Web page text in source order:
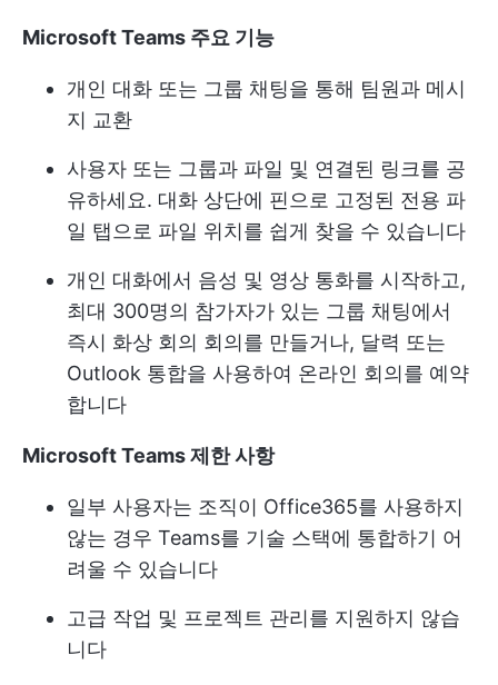
Microsoft Teams 주요 기능
개인 대화 또는 그룹 채팅을 통해 팀원과 메시
지 교환
사용자 또는 그룹과 파일 및 연결된 링크를 공
유하세요. 대화 상단에 핀으로 고정된 전용 파
일 탭으로 파일 위치를 쉽게 찾을 수 있습니다
개인 대화에서 음성 및 영상 통화를 시작하고,
최대 300명의 참가자가 있는 그룹 채팅에서
즉시 화상 회의 회의를 만들거나, 달력 또는
Outlook 통합을 사용하여 온라인 회의를 예약
합니다
Microsoft Teams 제한 사항
일부 사용자는 조직이 Office365를 사용하지
않는 경우 Teams를 기술 스택에 통합하기 어
려울 수 있습니다
고급 작업 및 프로젝트 관리를 지원하지 않습
니다